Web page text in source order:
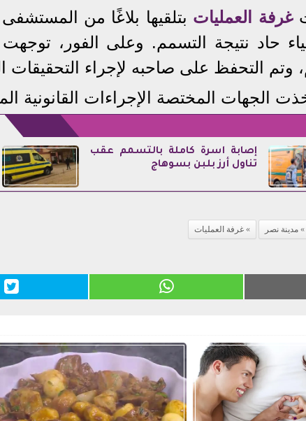
غرفة العمليات بتلقيها بلاغًا من
حاد نتيجة التسمم. وعلى الفور، توجهت
وتم التحفظ على صاحبه لإجراء التحقيقات
الجهات المختصة الإجراءات القانونية
إصابة أسرة كاملة بالتسمم عقب
تناول أرز بلبن بسوهاج
مدينة نصر غرفة العمليات